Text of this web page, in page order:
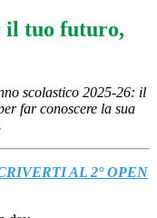
il tuo futuro,
scolastico 2025-26: il
far conoscere la sua
AL 2° OPEN